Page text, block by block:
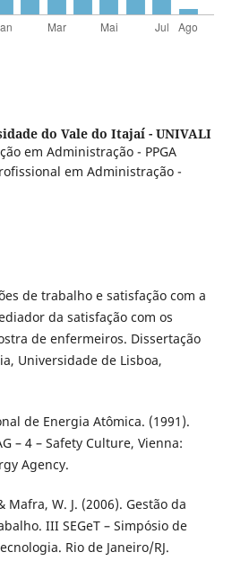
do Vale do Itajaí - UNIVALI
em Administração - PPGA
em Administração -
de trabalho e satisfação com a
da satisfação com os
de enfermeiros. Dissertação
Universidade de Lisboa,
de Energia Atômica. (1991).
– 4 – Safety Culture, Vienna:
Agency.
Mafra, W. J. (2006). Gestão da
III SEGeT – Simpósio de
Rio de Janeiro/RJ.